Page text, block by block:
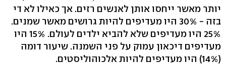
יותר מאשר ייחסו אותן לאנשים רזים. אך כאילו לא די
בזה - 30% היו מעדיפים להיות גרושים מאשר שמנים.
25% היו מעדיפים שלא להביא ילדים לעולם. 15% היו
מעדיפים דיכאון עמוק על פני השמנה. שיעור דומה
(14%) היו מעדיפים להיות אלכוהוליסטים.